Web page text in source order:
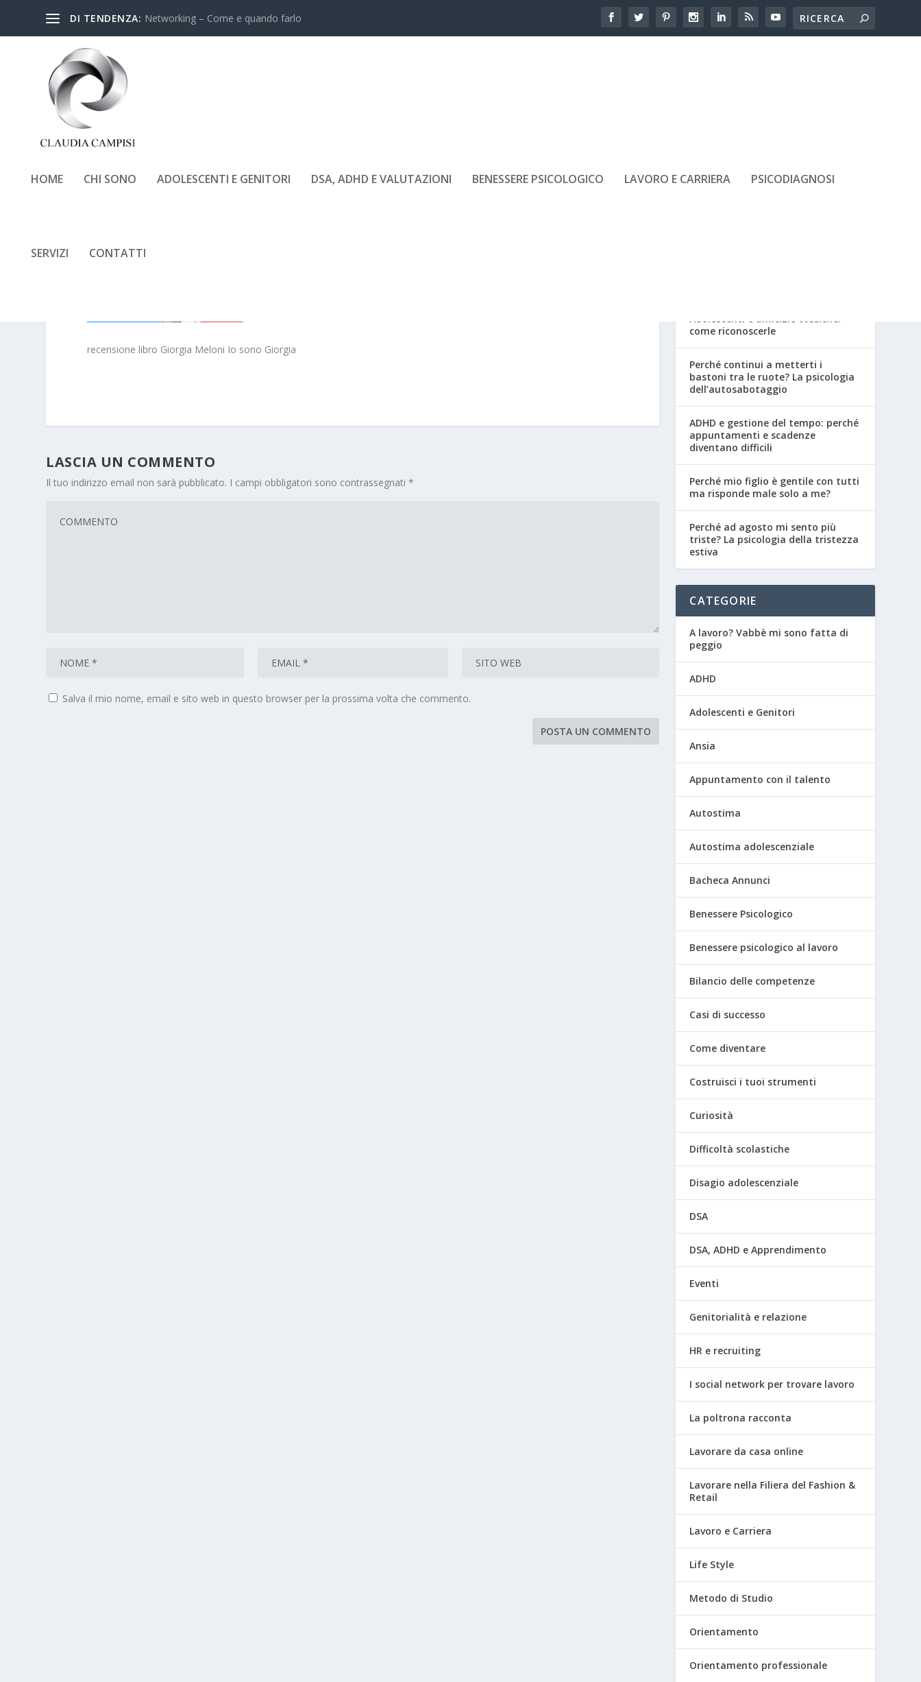
DI TENDENZA: Networking – Come e quando farlo
HOME CHI SONO ADOLESCENTI E GENITORI DSA, ADHD E VALUTAZIONI BENESSERE PSICOLOGICO LAVORO E CARRIERA PSICODIAGNOSI
SERVIZI CONTATTI
recensione libro Giorgia Meloni Io sono Giorgia
LASCIA UN COMMENTO
Il tuo indirizzo email non sarà pubblicato. I campi obbligatori sono contrassegnati*
Salva il mio nome, email e sito web in questo browser per la prossima volta che commento.
Adolescenti e amicizie tossiche:
come riconoscerle
Perché continui a metterti i
bastoni tra le ruote? La psicologia
dell’autosabotaggio
ADHD e gestione del tempo: perché
appuntamenti e scadenze
diventano difficili
Perché mio figlio è gentile con tutti
ma risponde male solo a me?
Perché ad agosto mi sento più
triste? La psicologia della tristezza
estiva
CATEGORIE
A lavoro? Vabbè mi sono fatta di
peggio
ADHD
Adolescenti e Genitori
Ansia
Appuntamento con il talento
Autostima
Autostima adolescenziale
Bacheca Annunci
Benessere Psicologico
Benessere psicologico al lavoro
Bilancio delle competenze
Casi di successo
Come diventare
Costruisci i tuoi strumenti
Curiosità
Difficoltà scolastiche
Disagio adolescenziale
DSA
DSA, ADHD e Apprendimento
Eventi
Genitorialità e relazione
HR e recruiting
I social network per trovare lavoro
La poltrona racconta
Lavorare da casa online
Lavorare nella Filiera del Fashion &
Retail
Lavoro e Carriera
Life Style
Metodo di Studio
Orientamento
Orientamento professionale